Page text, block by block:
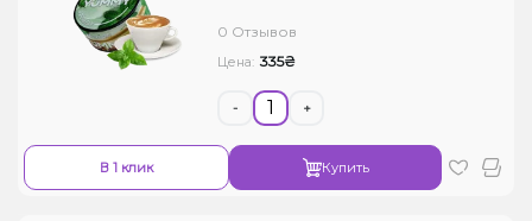
0 Отзывов
Цена: 335₴
- +
В 1 клик Купить